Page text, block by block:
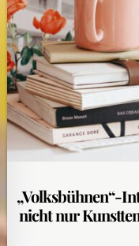
„Volksbühnen“-
nicht nur